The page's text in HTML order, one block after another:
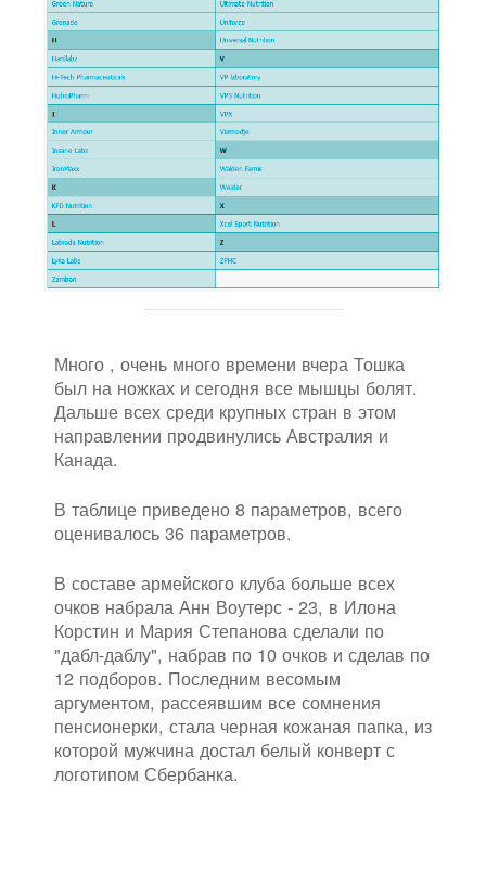
Много , очень много времени вчера Тошка
был на ножках и сегодня все мышцы болят.
Дальше всех среди крупных стран в этом
направлении продвинулись Австралия и
Канада.
В таблице приведено 8 параметров, всего
оценивалось 36 параметров.
В составе армейского клуба больше всех
очков набрала Анн Воутерс - 23, в Илона
Корстин и Мария Степанова сделали по
"дабл-даблу", набрав по 10 очков и сделав по
12 подборов. Последним весомым
аргументом, рассеявшим все сомнения
пенсионерки, стала черная кожаная папка, из
которой мужчина достал белый конверт с
логотипом Сбербанка.